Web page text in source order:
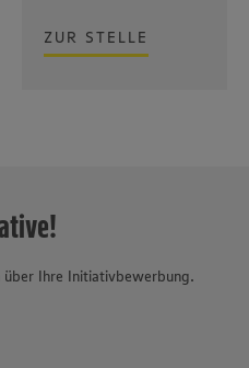
ZUR STELLE
über Ihre Initiativbewerbung.